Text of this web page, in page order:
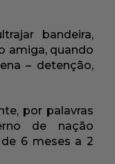
bandeira,
amiga, quando
– detenção,
por palavras
de nação
de 6 meses a 2